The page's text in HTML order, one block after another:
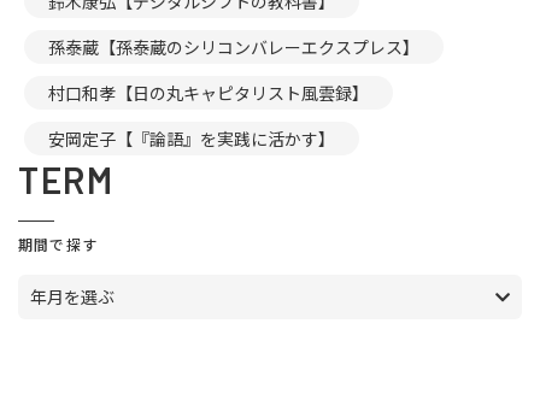
孫泰蔵【孫泰蔵のシリコンバレーエクスプレス】
村口和孝【日の丸キャピタリスト風雲録】
安岡定子【『論語』を実践に活かす】
TERM
期間で探す
年月を選ぶ